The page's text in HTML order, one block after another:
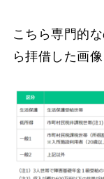
こちら専門的
ら拝借した画